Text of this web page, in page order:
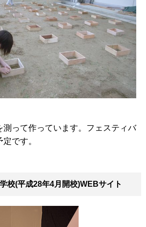
測って作っています。フェスティバ
です。
校(平成28年4月開校)WEBサイト